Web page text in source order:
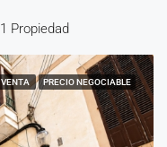
1 Propiedad
VENTA PRECIO NEGOCIABLE